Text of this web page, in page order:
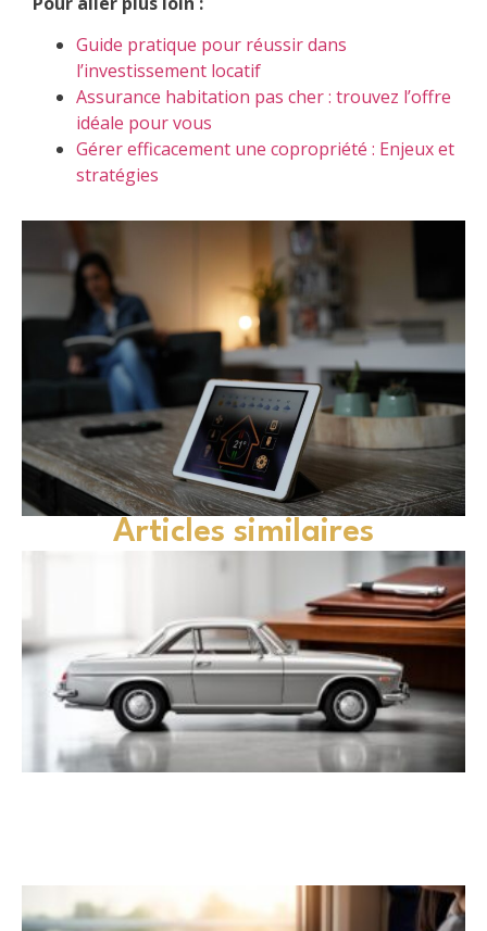
Guide pratique pour réussir dans
l’investissement locatif
Assurance habitation pas cher : trouvez l’offre
idéale pour vous
Gérer efficacement une copropriété : Enjeux et
stratégies
Articles similaires